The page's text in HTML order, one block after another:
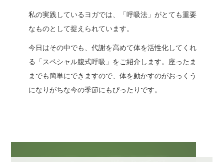
私の実践しているヨガでは、「呼吸法」がとても重要
なものとして捉えられています。
今日はその中でも、代謝を高めて体を活性化してくれ
る「スペシャル腹式呼吸」をご紹介します。座ったま
までも簡単にできますので、体を動かすのがおっくう
になりがちな今の季節にもぴったりです。